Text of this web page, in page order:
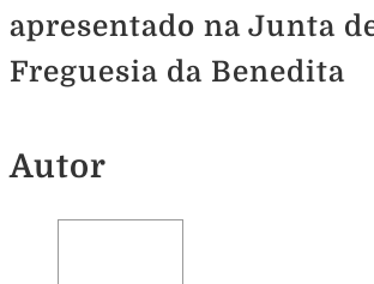
apresentado na Junta
Freguesia da Benedita
Autor